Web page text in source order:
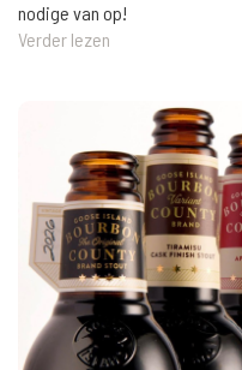
nodige van op!
Verder lezen